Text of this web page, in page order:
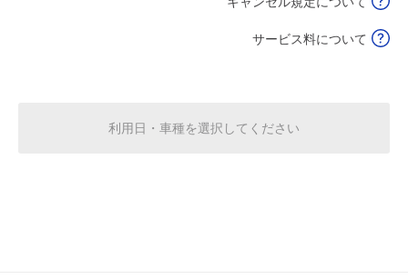
サービス料について
利用日・車種を選択してください